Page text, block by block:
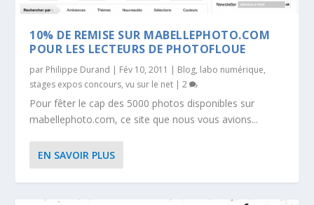
10% DE REMISE SUR MABELLEPHOTO.COM
POUR LES LECTEURS DE PHOTOFLOUE
par Philippe Durand | Fév 10, 2011 | Blog, labo numérique,
stages expos concours,vu sur le net |2
Pour fêter le cap des 5000 photos disponibles sur
mabellephoto.com, ce site que nous vous avions...
EN SAVOIR PLUS